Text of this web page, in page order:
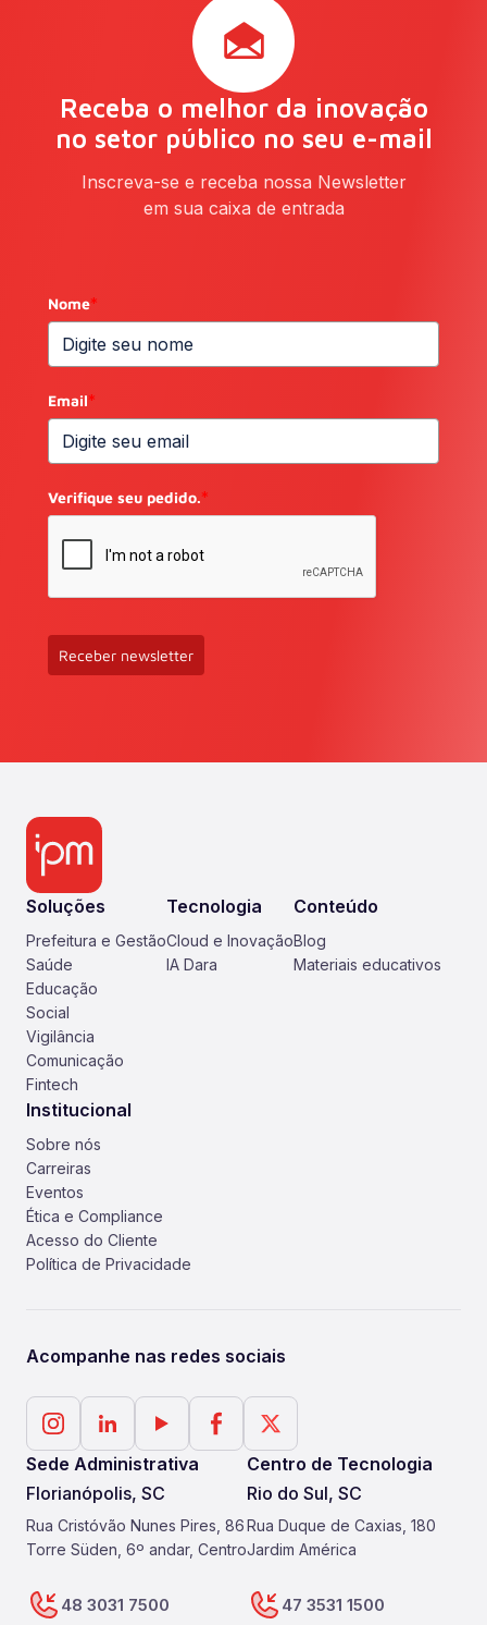
Receba o melhor da inovação
no setor público no seu e-mail
Inscreva-se e receba nossa Newsletter
em sua caixa de entrada
Nome*
Email*
Verifique seu pedido.*
Receber newsletter
Soluções
Prefeitura e Gestão
Saúde
Educação
Social
Vigilância
Comunicação
Fintech
Tecnologia
Cloud e Inovação
IA Dara
Conteúdo
Blog
Materiais educativos
Institucional
Sobre nós
Carreiras
Eventos
Ética e Compliance
Acesso do Cliente
Política de Privacidade
Acompanhe nas redes sociais
Sede Administrativa
Florianópolis, SC
Rua Cristóvão Nunes Pires, 86
Torre Süden, 6º andar, Centro
48 3031 7500
Centro de Tecnologia
Rio do Sul, SC
Rua Duque de Caxias, 180
Jardim América
47 3531 1500